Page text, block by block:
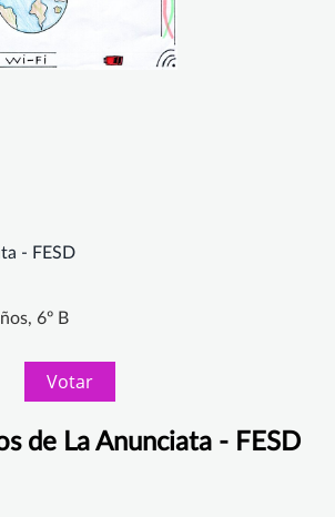
- FESD
6º B
Votar
de La Anunciata - FESD